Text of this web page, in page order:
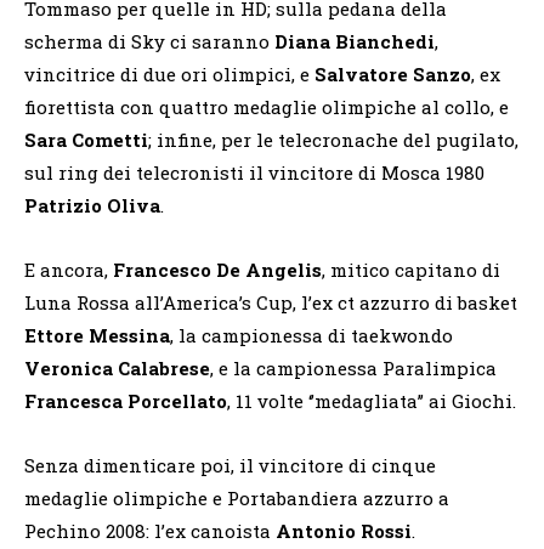
Tommaso per quelle in HD; sulla pedana della
scherma di Sky ci saranno Diana Bianchedi,
vincitrice di due ori olimpici, e Salvatore Sanzo, ex
fiorettista con quattro medaglie olimpiche al collo, e
Sara Cometti; infine, per le telecronache del pugilato,
sul ring dei telecronisti il vincitore di Mosca 1980
Patrizio Oliva.
E ancora, Francesco De Angelis, mitico capitano di
Luna Rossa all’America’s Cup, l’ex ct azzurro di basket
Ettore Messina, la campionessa di taekwondo
Veronica Calabrese, e la campionessa Paralimpica
Francesca Porcellato, 11 volte ‘’medagliata’’ ai Giochi.
Senza dimenticare poi, il vincitore di cinque
medaglie olimpiche e Portabandiera azzurro a
Pechino 2008: l’ex canoista Antonio Rossi.